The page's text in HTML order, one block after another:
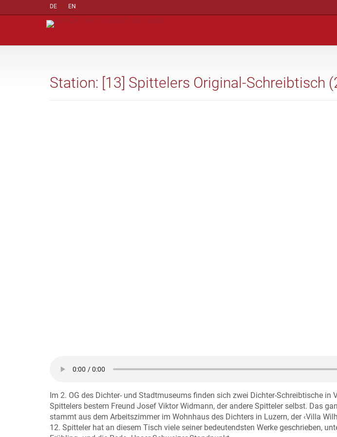
DE EN
Station: [13] Spittelers Original-Schreibtisch
Im 2. OG des Dichter- und Stadtmuseums finden sich zwei Dichter-Schreibtische in
Spittelers bestem Freund Josef Viktor Widmann, der andere Spitteler selbst. Das
stammt aus dem Arbeitszimmer im Wohnhaus des Dichters in Luzern, der ‹Villa
12. Spitteler hat an diesem Tisch viele seiner bedeutendsten Werke geschrieben,